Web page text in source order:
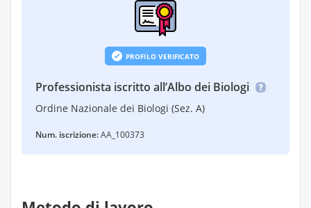
PROFILO VERIFICATO
Professionista iscritto all’Albo dei Biologi
Ordine Nazionale dei Biologi (Sez. A)
Num. iscrizione:AA_100373